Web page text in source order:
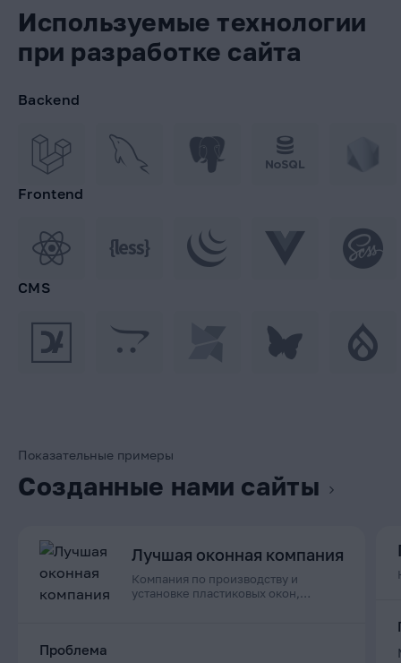
Используемые технологии
при разработке сайта
Backend
Frontend
CMS
Показательные примеры
Созданные нами сайты
Лучшая оконная компания
Компания по производству и
установке пластиковых окон,
Проблема